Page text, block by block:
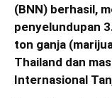
(BNN) berhasil,
penyelundupan
ton ganja
Thailand dan
Internasional